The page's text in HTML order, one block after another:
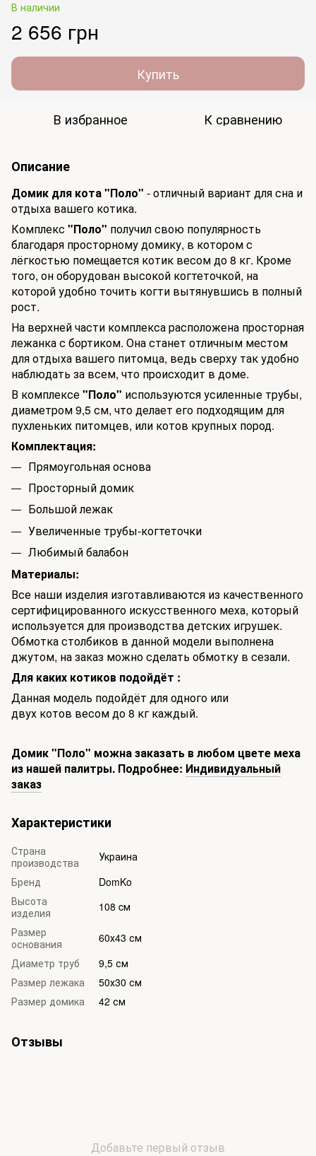
В наличии
2 656 грн
Купить
В избранное К сравнению
Описание
Домик для кота "Поло" - отличный вариант для сна и
отдыха вашего котика.
Комплекс "Поло" получил свою популярность
благодаря просторному домику, в котором с
лёгкостью помещается котик весом до 8 кг. Кроме
того, он оборудован высокой когтеточкой, на
которой удобно точить когти вытянувшись в полный
рост.
На верхней части комплекса расположена просторная
лежанка с бортиком. Она станет отличным местом
для отдыха вашего питомца, ведь сверху так удобно
наблюдать за всем, что происходит в доме.
В комплексе"Поло" используются усиленные трубы,
диаметром 9,5 см, что делает его подходящим для
пухленьких питомцев, или котов крупных пород.
Комплектация:
Прямоугольная основа
Просторный домик
Большой лежак
Увеличенные трубы-когтеточки
Любимый балабон
Материалы:
Все наши изделия изготавливаются из качественного
сертифицированного искусственного меха, который
используется для производства детских игрушек.
Обмотка столбиков в данной модели выполнена
джутом, на заказ можно сделать обмотку в сезали.
Для каких котиков подойдёт :
Данная модель подойдёт для одного или
двух котов весом до 8 кг каждый.
Домик "Поло" можна заказать в любом цвете меха
из нашей палитры. Подробнее: Индивидуальный
заказ
Характеристики
Страна
производства
Украина
Бренд
DomKo
Высота
изделия
108 cм
Размер
основания
60х43 см
Диаметр труб
9,5 см
Размер лежака
50х30 см
Размер домика
42 см
Отзывы
Добавьте первый отзыв